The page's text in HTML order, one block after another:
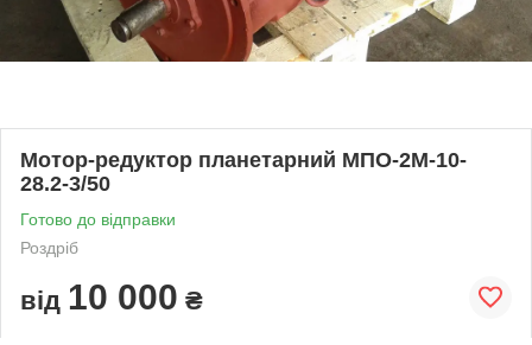
Мотор-редуктор планетарний МПО-2М-10-
28.2-3/50
Готово до відправки
Роздріб
від 10 000 ₴